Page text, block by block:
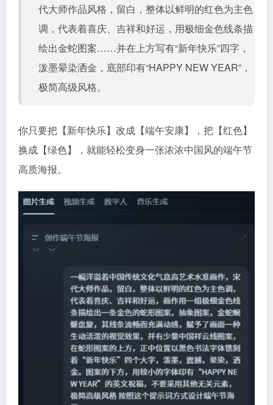
代大师作品风格，留白，整体以鲜明的红色为主色
调，代表着喜庆、吉祥和好运，用极细金色线条描
绘出金蛇图案……并在上方写有“新年快乐”四字，
泼墨晕染洒金，底部印有“HAPPY NEW YEAR”，
极简高级风格。
你只要把【新年快乐】改成【端午安康】，把【红色】
换成【绿色】，就能轻松变身一张浓浓中国风的端午节
高质海报。